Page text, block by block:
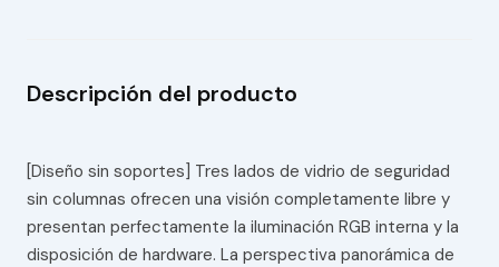
Descripción del producto
[Diseño sin soportes] Tres lados de vidrio de seguridad
sin columnas ofrecen una visión completamente libre y
presentan perfectamente la iluminación RGB interna y la
disposición de hardware. La perspectiva panorámica de